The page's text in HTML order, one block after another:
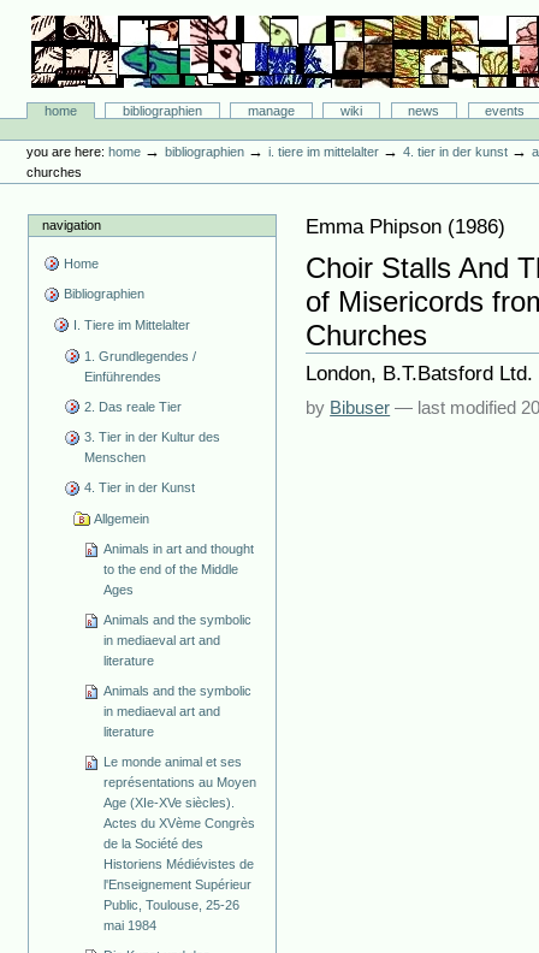
content.
navigation
Bibliographie-Portal
Sectionshome bibliographien manage wiki news
events
tools
you are here: home →bibliographien →i. tiere im mittelalter →4. tier in der kunst →
churches
navigation
Home
Bibliographien
I. Tiere im Mittelalter
1. Grundlegendes /
Einführendes
2. Das reale Tier
3. Tier in der Kultur des
Menschen
4. Tier in der Kunst
Allgemein
Animals in art and thought
to the end of the Middle
Ages
Animals and the symbolic
in mediaeval art and
literature
Animals and the symbolic
in mediaeval art and
literature
Le monde animal et ses
représentations au Moyen
Age (XIe-XVe siècles).
Actes du XVème Congrès
de la Société des
Historiens Médiévistes de
l'Enseignement Supérieur
Public, Toulouse, 25-26
mai 1984
Emma Phipson (1986)
Choir Stalls And
of Misericords
Churches
London, B.T.Batsford Ltd.
by Bibuser — last modified